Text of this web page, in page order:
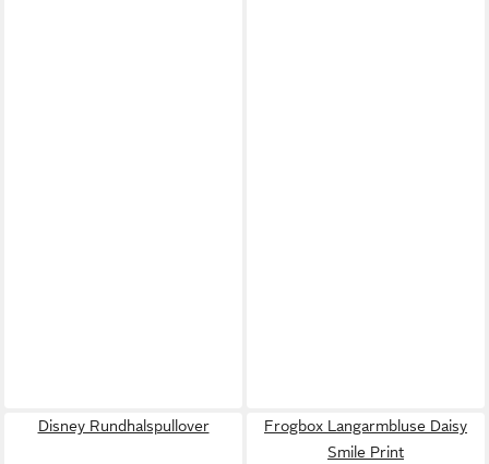
Disney Rundhalspullover
Frogbox Langarmbluse Daisy
Smile Print